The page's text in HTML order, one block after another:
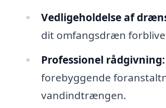
Vedligeholdelse af
dit omfangsdræn
Professionel rådgivning:
forebyggende
vandindtrængen.